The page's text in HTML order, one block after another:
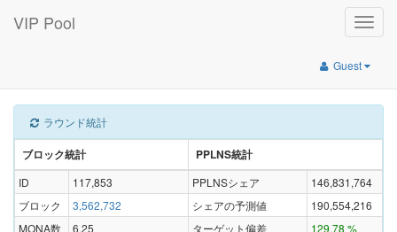
Toggle
VIP Pool
Guest
ラウンド統計
ブロック統計 PPLNS統計
ID 117,853 PPLNSシェア
146,831,764
ブロック
3,562,732 シェアの予測値
190,554,216
MONA数
6.25 ターゲット偏差
129.78 %